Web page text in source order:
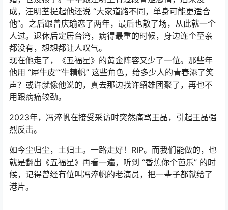
成，汪明荃提起他还说 “大家道路不同，单身可能更适合
他”。之后跟曾庆瑜恋了两年，最后也散了场，从此就一个
人过。退休后定居台湾，病得最重的时候，身边连个至亲
都没有，想想都让人叹气。
现在他走了，《五福星》的黄金阵容又少了一位。那些年
他用 “犀牛皮”“牛精帆” 这些角色，给多少人的青春添了笑
声？或许就像他说的，真去那边找许绍雄团聚了，再也不
用跟病痛较劲。
2023年，冯淬帆在接受采访时突然痛骂王晶，引起王晶强
烈反击。
如今尘归尘，土归土。一路走好！RIP。而我们能做的，也
就是翻出《五福星》再看一遍，听到 “香蕉你个芭乐” 的时
候，记得曾经有位叫冯淬帆的老演员，把一辈子都献给了
港片。